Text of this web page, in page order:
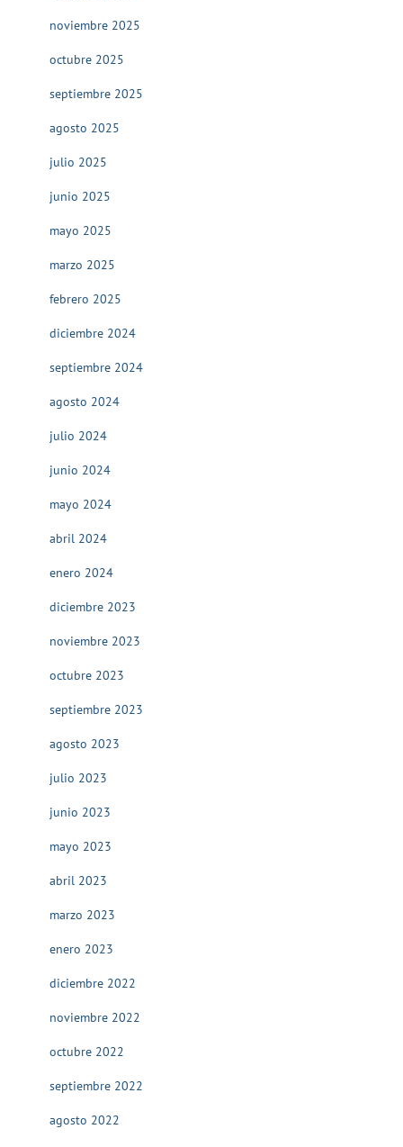
noviembre 2025
octubre 2025
septiembre 2025
agosto 2025
julio 2025
junio 2025
mayo 2025
marzo 2025
febrero 2025
diciembre 2024
septiembre 2024
agosto 2024
julio 2024
junio 2024
mayo 2024
abril 2024
enero 2024
diciembre 2023
noviembre 2023
octubre 2023
septiembre 2023
agosto 2023
julio 2023
junio 2023
mayo 2023
abril 2023
marzo 2023
enero 2023
diciembre 2022
noviembre 2022
octubre 2022
septiembre 2022
agosto 2022